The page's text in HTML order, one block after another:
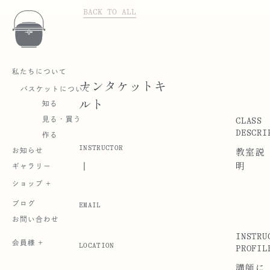
私たちについて
バスケットについて
知る
見る・買う
作る
お知らせ
ギャラリー
ショップ +
ブログ
お問い合わせ
会員様 +
BACK TO ALL
ナンタケットキ
ルト
INSTRUCTOR
|
EMAIL
LOCATION
CLASS
教室説
明